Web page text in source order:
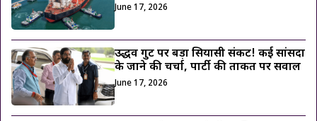
June 17, 2026
उद्धव गुट पर बड़ा सियासी संकट! कई सांसदों
के जाने की चर्चा, पार्टी की ताकत पर सवाल
June 17, 2026